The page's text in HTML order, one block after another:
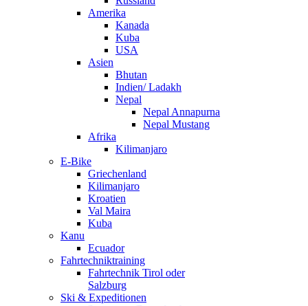
Amerika
Kanada
Kuba
USA
Asien
Bhutan
Indien/ Ladakh
Nepal
Nepal Annapurna
Nepal Mustang
Afrika
Kilimanjaro
E-Bike
Griechenland
Kilimanjaro
Kroatien
Val Maira
Kuba
Kanu
Ecuador
Fahrtechniktraining
Fahrtechnik Tirol oder
Salzburg
Ski & Expeditionen